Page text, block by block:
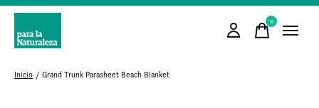
0items
Inicio / Grand Trunk Parasheet Beach Blanket